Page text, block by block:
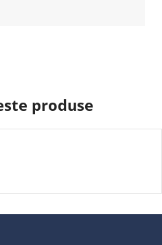
produse